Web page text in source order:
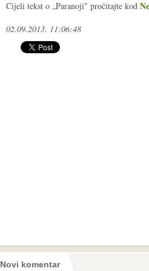
Cijeli tekst o „Paranoji" pročitajte kod
02.09.2013. 11:06:48
Novi komentar